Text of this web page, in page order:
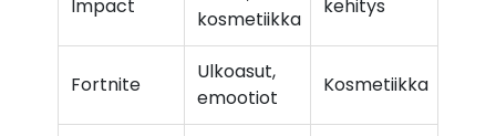
Impact
kosmetiikka
kehitys
Fortnite
Ulkoasut,
emootiot
Kosmetiikka